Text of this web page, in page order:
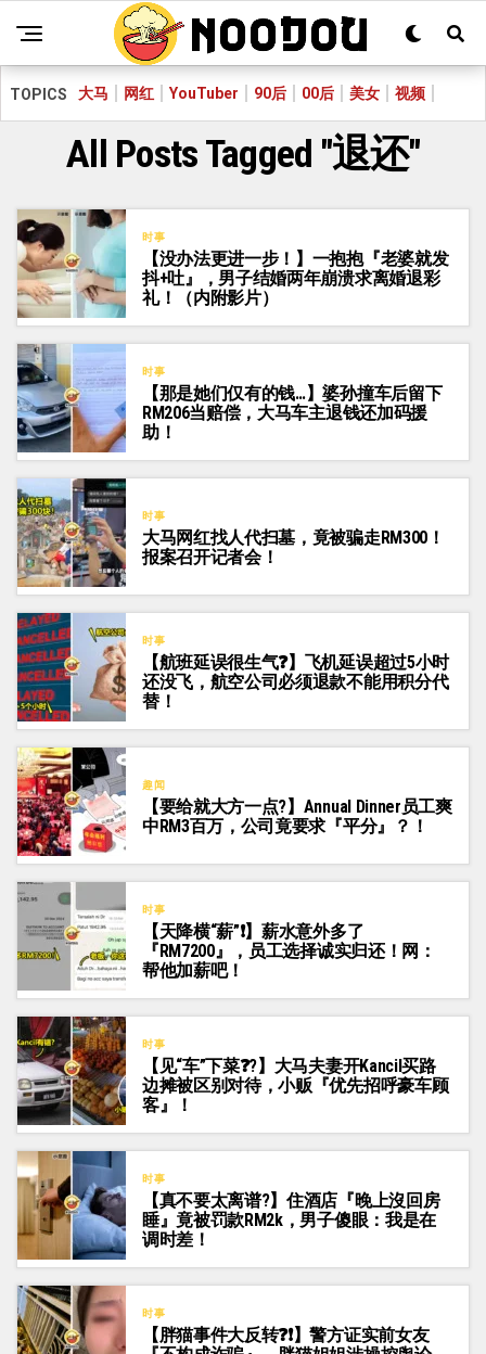
TOPICS 大马 网红 YouTuber 90后 00后 美女 视频
All Posts Tagged "退还"
时事
【没办法更进一步！】一抱抱『老婆就发
抖+吐』，男子结婚两年崩溃求离婚退彩
礼！（内附影片）
时事
【那是她们仅有的钱…】婆孙撞车后留下
RM206当赔偿，大马车主退钱还加码援
助！
时事
大马网红找人代扫墓，竟被骗走RM300！
报案召开记者会！
时事
【航班延误很生气❓】飞机延误超过5小时
还没飞，航空公司必须退款不能用积分代
替！
趣闻
【要给就大方一点?】Annual Dinner员工爽
中RM3百万，公司竟要求『平分』？！
时事
【天降横“薪”❗】薪水意外多了
『RM7200』，员工选择诚实归还！网：
帮他加薪吧！
时事
【见“车”下菜❓?】大马夫妻开Kancil买路
边摊被区别对待，小贩『优先招呼豪车顾
客』！
时事
【真不要太离谱?】住酒店『晚上沒回房
睡』竟被罚款RM2k，男子傻眼：我是在
调时差！
时事
【胖猫事件大反转❓❗】警方证实前女友